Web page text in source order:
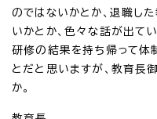
のではないかとか、退職し
いかとか、色々な話が出てい
研修の結果を持ち帰って体
とだと思いますが、教育長
か。